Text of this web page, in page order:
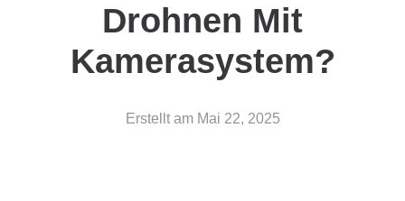
Drohnen Mit
Kamerasystem?
Erstellt am Mai 22, 2025